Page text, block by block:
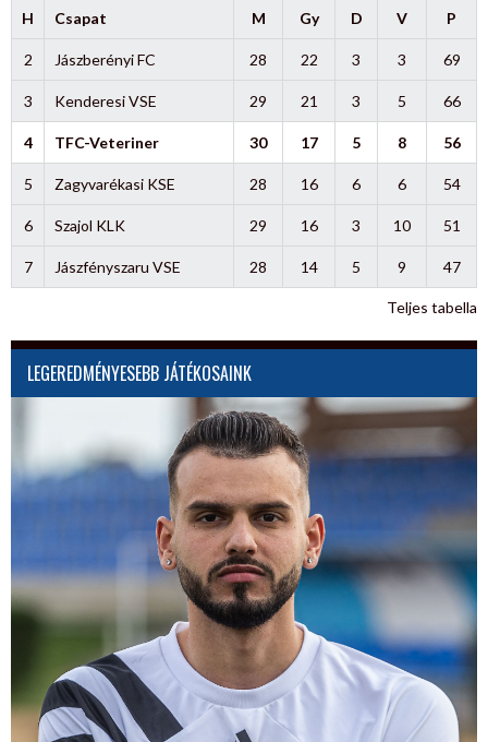
H Csapat M Gy D V P
2 Jászberényi FC 28 22 3 3 69
3 Kenderesi VSE 29 21 3 5 66
4 TFC-Veteriner 30 17 5 8 56
5 Zagyvarékasi KSE 28 16 6 6 54
6 Szajol KLK 29 16 3 10 51
7 Jászfényszaru VSE 28 14 5 9 47
Teljes tabella
LEGEREDMÉNYESEBB JÁTÉKOSAINK